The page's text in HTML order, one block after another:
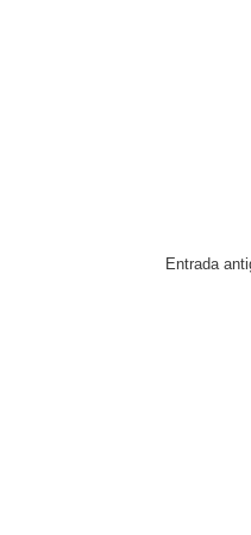
Entrada